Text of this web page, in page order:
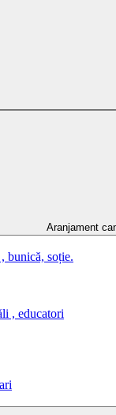
Aranjament
bunică, soție.
, educatori